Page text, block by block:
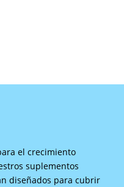
el crecimiento
suplementos
diseñados para cubrir